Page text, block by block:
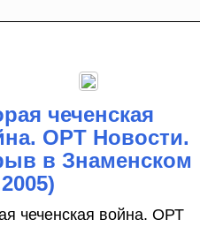
чеченская
ОРТ Новости.
в Знаменском
чеченская война. ОРТ